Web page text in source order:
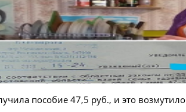
пособие 47,5 руб., и это